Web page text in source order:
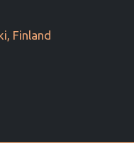
Finland